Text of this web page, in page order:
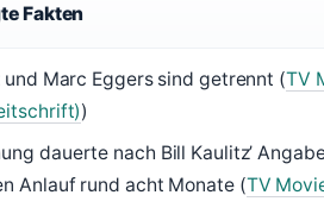
Fakten
und Marc Eggers sind getrennt (TV
)
dauerte nach Bill Kaulitz’
Anlauf rund acht Monate (TV